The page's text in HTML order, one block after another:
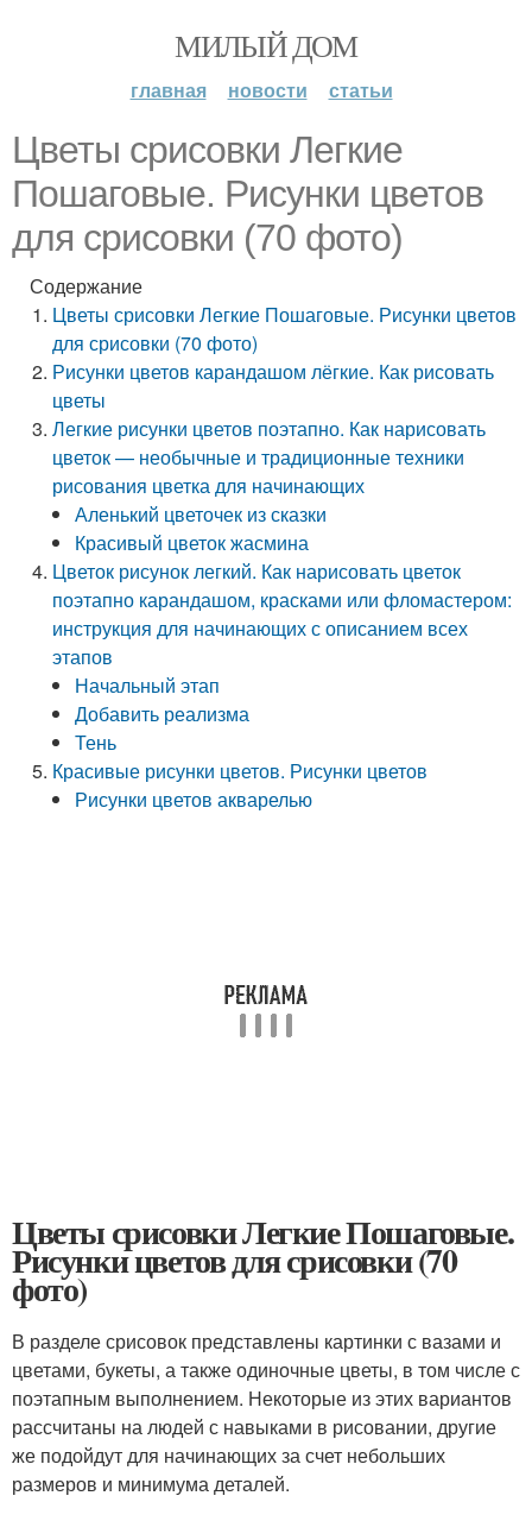
МИЛЫЙ ДОМ
главная новости статьи
Цветы срисовки Легкие
Пошаговые. Рисунки цветов
для срисовки (70 фото)
Содержание
Цветы срисовки Легкие Пошаговые. Рисунки цветов
для срисовки (70 фото)
Рисунки цветов карандашом лёгкие. Как рисовать
цветы
Легкие рисунки цветов поэтапно. Как нарисовать
цветок — необычные и традиционные техники
рисования цветка для начинающих
Аленький цветочек из сказки
Красивый цветок жасмина
Цветок рисунок легкий. Как нарисовать цветок
поэтапно карандашом, красками или фломастером:
инструкция для начинающих с описанием всех
этапов
Начальный этап
Добавить реализма
Тень
Красивые рисунки цветов. Рисунки цветов
Рисунки цветов акварелью
Цветы срисовки Легкие Пошаговые.
Рисунки цветов для срисовки (70
фото)
В разделе срисовок представлены картинки с вазами и
цветами, букеты, а также одиночные цветы, в том числе с
поэтапным выполнением. Некоторые из этих вариантов
рассчитаны на людей с навыками в рисовании, другие
же подойдут для начинающих за счет небольших
размеров и минимума деталей.